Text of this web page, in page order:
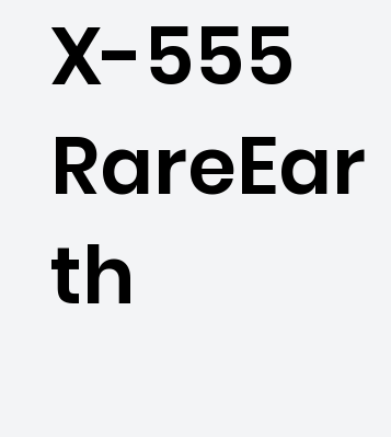
X-555
RareEar
th